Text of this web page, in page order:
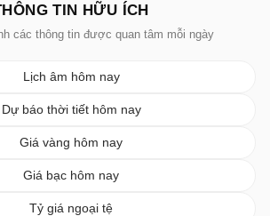
TIN HỮU ÍCH
các thông tin được quan tâm mỗi ngày
Lịch âm hôm nay
Dự báo thời tiết hôm nay
Giá vàng hôm nay
Giá bạc hôm nay
Tỷ giá ngoại tệ